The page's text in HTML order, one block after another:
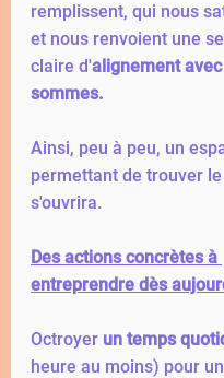
remplissent, qui nous
et nous renvoient une
claire d'alignement
sommes.
Ainsi, peu à peu, un
permettant de trouver
s'ouvrira.
Des actions concrètes à
entreprendre dès
Octroyer un temps
heure au moins) pour